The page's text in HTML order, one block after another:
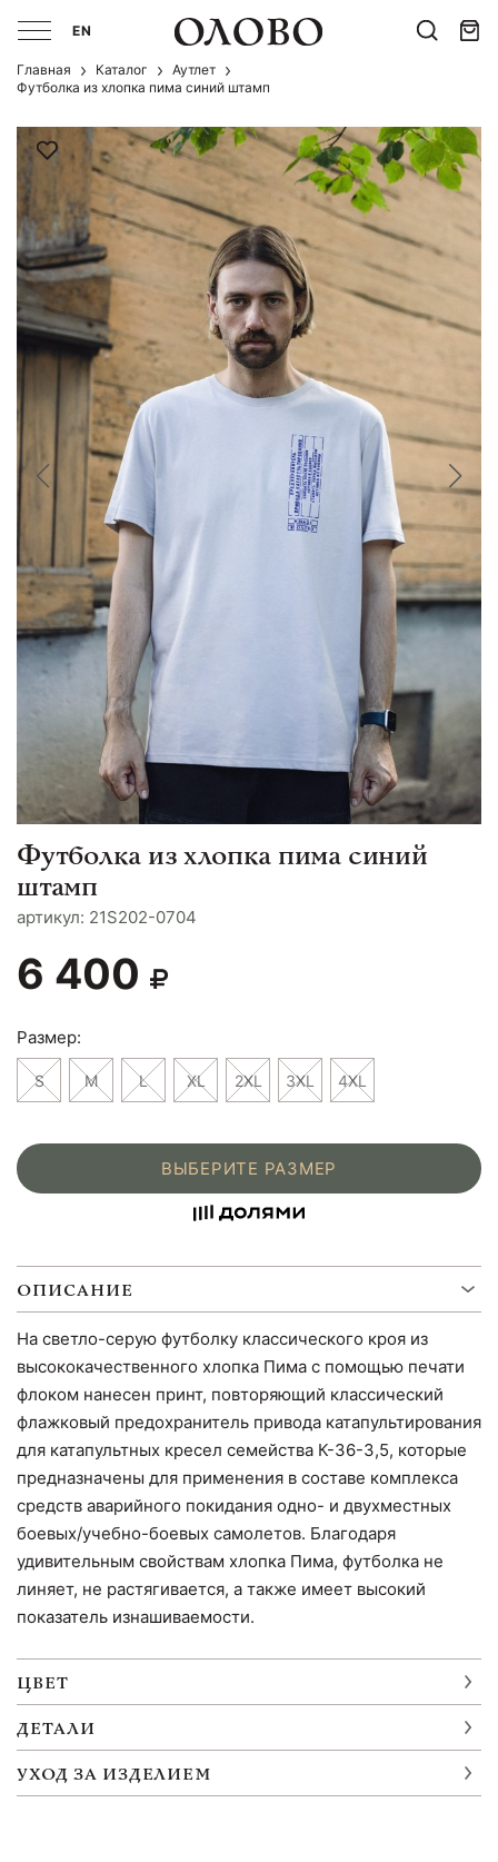
EN
Главная Каталог
Аутлет
Футболка из хлопка пима синий штамп
Футболка из хлопка пима синий
штамп
aртикул: 21S202-0704
6 400
Размер:
S M L XL 2XL 3XL 4XL
ВЫБЕРИТЕ РАЗМЕР
ОПИСАНИЕ
На светло-серую футболку классического кроя из
высококачественного хлопка Пима с помощью печати
флоком нанесен принт, повторяющий классический
флажковый предохранитель привода катапультирования
для катапультных кресел семейства К-36-3,5, которые
предназначены для применения в составе комплекса
средств аварийного покидания одно- и двухместных
боевых/учебно-боевых самолетов. Благодаря
удивительным свойствам хлопка Пима, футболка не
линяет, не растягивается, а также имеет высокий
показатель изнашиваемости.
ЦВЕТ
ДЕТАЛИ
УХОД ЗА ИЗДЕЛИЕМ